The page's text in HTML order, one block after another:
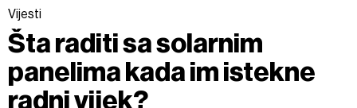
Vijesti
Šta raditi sa solarnim
panelima kada im istekne
radni vijek?